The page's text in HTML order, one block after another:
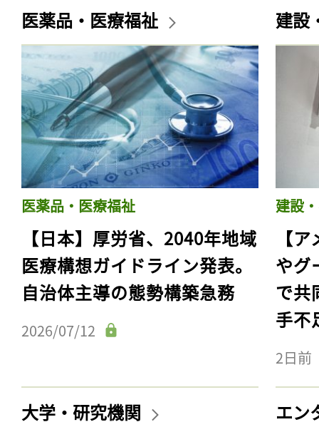
医薬品・医療福祉
医薬品・医療福祉
【日本】厚労省、2040年地域
医療構想ガイドライン発表。
自治体主導の態勢構築急務
2026/07/12
建設
建設
【
やグ
で共
手不
2日前
大学・研究機関 エン